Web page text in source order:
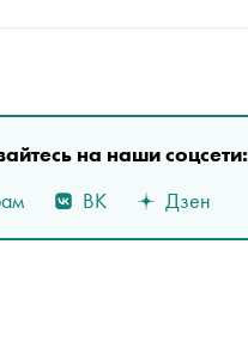
на наши соцсети:
ВК Дзен